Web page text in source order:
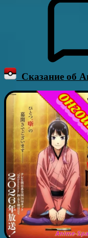
Сказание об